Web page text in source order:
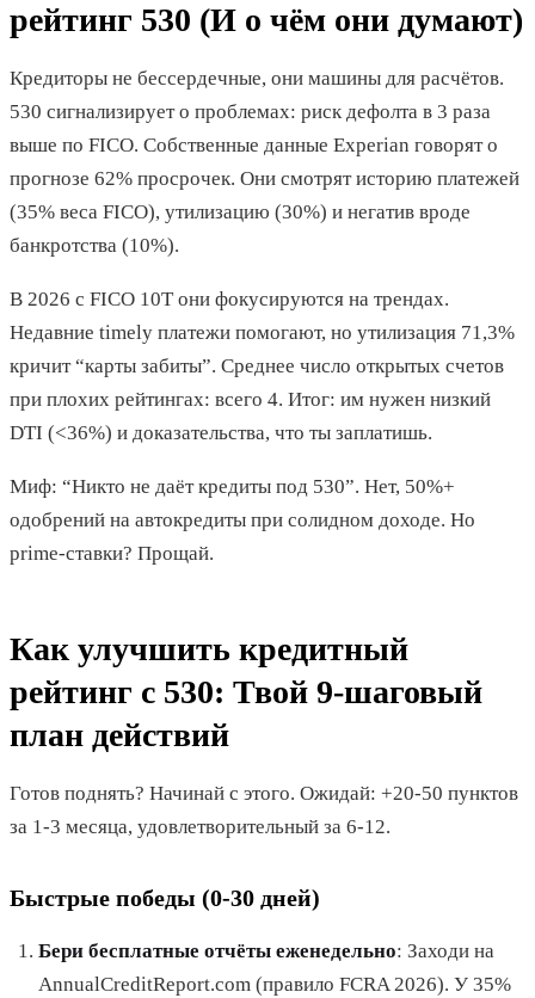
рейтинг 530 (И о чём они думают)
Кредиторы не бессердечные, они машины для расчётов.
530 сигнализирует о проблемах: риск дефолта в 3 раза
выше по FICO. Собственные данные Experian говорят о
прогнозе 62% просрочек. Они смотрят историю платежей
(35% веса FICO), утилизацию (30%) и негатив вроде
банкротства (10%).
В 2026 с FICO 10T они фокусируются на трендах.
Недавние timely платежи помогают, но утилизация 71,3%
кричит “карты забиты”. Среднее число открытых счетов
при плохих рейтингах: всего 4. Итог: им нужен низкий
DTI (<36%) и доказательства, что ты заплатишь.
Миф: “Никто не даёт кредиты под 530”. Нет, 50%+
одобрений на автокредиты при солидном доходе. Но
prime-ставки? Прощай.
Как улучшить кредитный
рейтинг с 530: Твой 9-шаговый
план действий
Готов поднять? Начинай с этого. Ожидай: +20-50 пунктов
за 1-3 месяца, удовлетворительный за 6-12.
Быстрые победы (0-30 дней)
Бери бесплатные отчёты еженедельно: Заходи на
AnnualCreditReport.com (правило FCRA 2026). У 35%